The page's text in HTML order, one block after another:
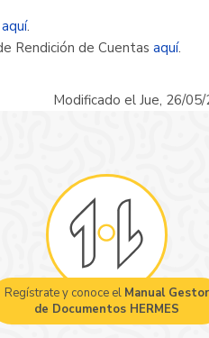
aquí.
Rendición de Cuentas aquí.
Modificado el Jue, 26/
Regístrate y conoce el Manual Gestor
de Documentos HERMES